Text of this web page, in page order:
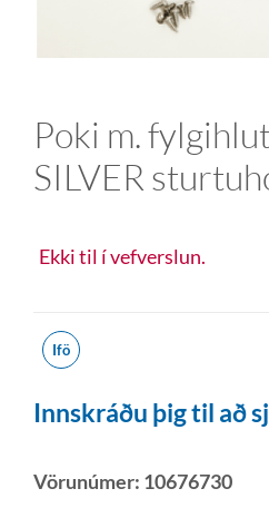
Poki m.
SILVER
Ekki til í vefverslun.
Ifö
Innskráðu þig til að
Vörunúmer: 10676730